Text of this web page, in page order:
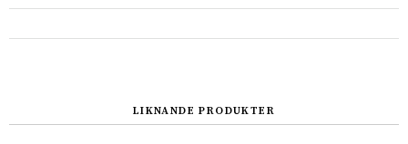
LIKNANDE PRODUKTER